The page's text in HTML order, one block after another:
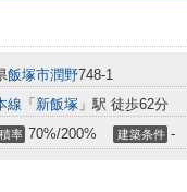
飯塚市潤野748-1
線 「 新飯塚 」駅 徒歩62分
率 70%/200% 建築条件 -